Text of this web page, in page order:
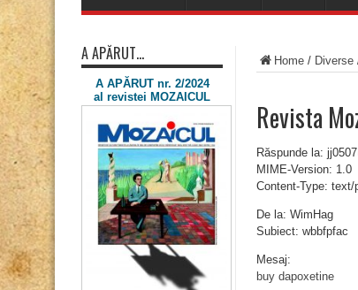
Home / Diverse
Revista
Răspunde la:
MIME-Version: 1.0
Content-Type:
De la: WimHag
Subiect: wbbfpfac
Mesaj:
buy dapoxetine
A APĂRUT…
A APĂRUT nr. 2/2024
al revistei MOZAICUL